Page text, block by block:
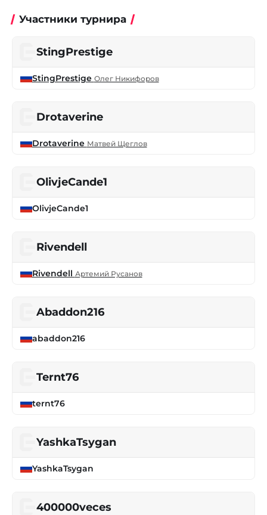
Участники турнира
StingPrestige
StingPrestige Олег Никифоров
Drotaverine
Drotaverine Матвей Щеглов
OlivjeCande1
OlivjeCande1
Rivendell
Rivendell Артемий Русанов
Abaddon216
abaddon216
Ternt76
ternt76
YashkaTsygan
YashkaTsygan
400000veces